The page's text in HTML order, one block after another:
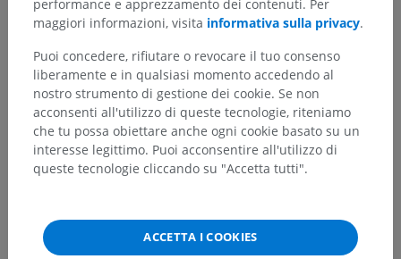
performance e apprezzamento dei contenuti. Per
maggiori informazioni, visita informativa sulla privacy.
Puoi concedere, rifiutare o revocare il tuo consenso
liberamente e in qualsiasi momento accedendo al
nostro strumento di gestione dei cookie. Se non
acconsenti all'utilizzo di queste tecnologie, riteniamo
che tu possa obiettare anche ogni cookie basato su un
interesse legittimo. Puoi acconsentire all'utilizzo di
queste tecnologie cliccando su "Accetta tutti".
ACCETTA I COOKIES